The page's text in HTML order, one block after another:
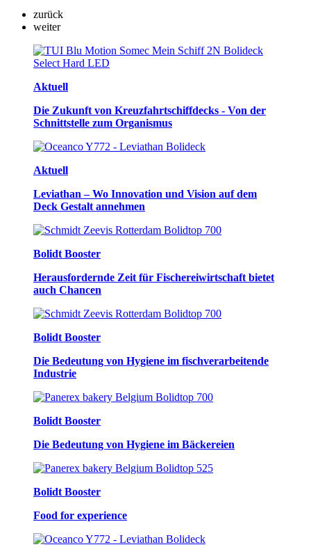
zurück
weiter
Aktuell
Die Zukunft von Kreuzfahrtschiffdecks - Von der
Schnittstelle zum Organismus
Aktuell
Leviathan – Wo Innovation und Vision auf dem
Deck Gestalt annehmen
Bolidt Booster
Herausfordernde Zeit für Fischereiwirtschaft bietet
auch Chancen
Bolidt Booster
Die Bedeutung von Hygiene im fischverarbeitende
Industrie
Bolidt Booster
Die Bedeutung von Hygiene im Bäckereien
Bolidt Booster
Food for experience